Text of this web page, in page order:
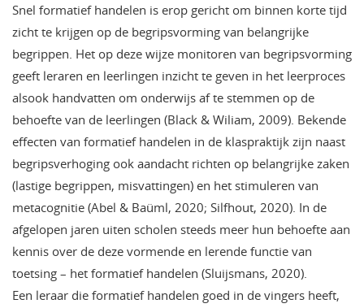
Snel formatief handelen is erop gericht om binnen korte tijd
zicht te krijgen op de begripsvorming van belangrijke
begrippen. Het op deze wijze monitoren van begripsvorming
geeft leraren en leerlingen inzicht te geven in het leerproces
alsook handvatten om onderwijs af te stemmen op de
behoefte van de leerlingen (Black & Wiliam, 2009). Bekende
effecten van formatief handelen in de klaspraktijk zijn naast
begripsverhoging ook aandacht richten op belangrijke zaken
(lastige begrippen, misvattingen) en het stimuleren van
metacognitie (Abel & Baüml, 2020; Silfhout, 2020). In de
afgelopen jaren uiten scholen steeds meer hun behoefte aan
kennis over de deze vormende en lerende functie van
toetsing – het formatief handelen (Sluijsmans, 2020).
Een leraar die formatief handelen goed in de vingers heeft,